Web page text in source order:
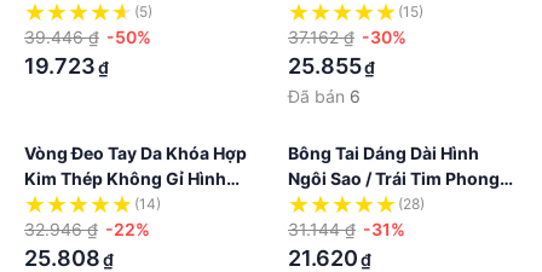
Dùng Làm Quà Tặng
(5)
39.446 ₫ -50%
19.723₫
Phong Cách Punk Cổ Điển
Thời Trang
(15)
37.162 ₫ -30%
25.855₫
Đã bán 6
Vòng Đeo Tay Da Khóa Hợp
Kim Thép Không Gỉ Hình
Con Mắt Xanh Thổ Nhĩ Kỳ
Thời Trang Cho Nam Và Nữ
(14)
32.946 ₫ -22%
25.808₫
Bông Tai Dáng Dài Hình
Ngôi Sao / Trái Tim Phong
Cách Hip Hop Thời Trang
(28)
31.144 ₫ -31%
21.620₫